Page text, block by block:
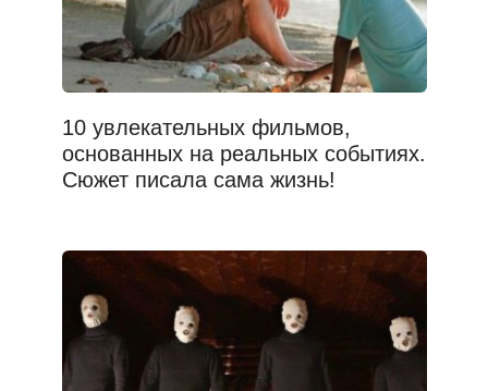
10 увлекательных фильмов,
основанных на реальных событиях.
Сюжет писала сама жизнь!